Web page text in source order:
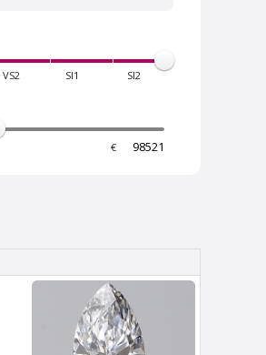
VS2 SI1 SI2
€